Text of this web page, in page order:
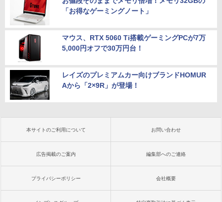
￥14,980
「お得なゲーミングノート」
マウス、RTX 5060 Ti搭載ゲーミングPCが7万
5,000円オフで30万円台！
レイズのプレミアムカー向けブランドHOMUR
Aから「2×9R」が登場！
本サイトのご利用について お問い合わせ
広告掲載のご案内 編集部へのご連絡
プライバシーポリシー 会社概要